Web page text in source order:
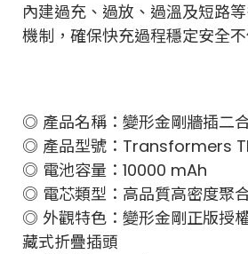
內建過充、過放、過溫及短路
機制，確保快充過程穩定安全不
◎ 產品名稱：變形金剛牆插二
◎ 產品型號：Transformers
◎ 電池容量：10000 mAh
◎ 電芯類型：高品質高密度聚
◎ 外觀特色：變形金剛正版授
藏式折疊插頭